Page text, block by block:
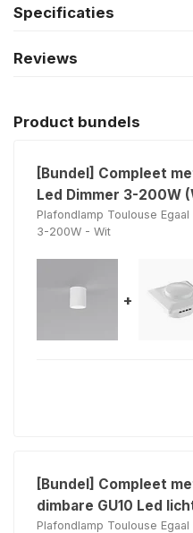
Specificaties
Reviews
Product bundels
[Bundel] Compleet
Led Dimmer 3-200W
Plafondlamp Toulouse
3-200W - Wit
+
[Bundel] Compleet
dimbare GU10 Led
Plafondlamp Toulouse